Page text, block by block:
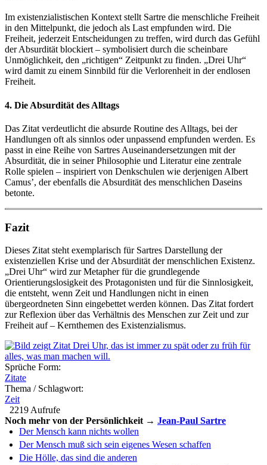
Im existenzialistischen Kontext stellt Sartre die menschliche Freiheit
in den Mittelpunkt, die jedoch als Last empfunden wird. Die
Freiheit, jederzeit Entscheidungen zu treffen, wird durch das Gefühl
der Absurdität blockiert – symbolisiert durch die scheinbare
Unmöglichkeit, den „richtigen“ Zeitpunkt zu finden. „Drei Uhr“
wird damit zu einem Sinnbild für die Verlorenheit in der endlosen
Freiheit.
4. Die Absurdität des Alltags
Das Zitat verdeutlicht die absurde Routine des Alltags, bei der
Handlungen oft als sinnlos oder unpassend empfunden werden. Es
passt in eine Reihe von Sartres Auseinandersetzungen mit der
Absurdität, die in seiner Philosophie und Literatur eine zentrale
Rolle spielen – inspiriert von Denkschulen wie derjenigen Albert
Camus’, der ebenfalls die Absurdität des menschlichen Daseins
betonte.
Fazit
Dieses Zitat steht exemplarisch für Sartres Darstellung der
existenziellen Krise und der Absurdität der menschlichen Existenz.
„Drei Uhr“ wird zur Metapher für die grundlegende
Orientierungslosigkeit des Protagonisten und für die Sinnlosigkeit,
die entsteht, wenn Zeit und Handlungen nicht in einen
übergeordneten Sinn eingebettet werden können. Das Zitat fordert
zur Reflexion über das Verhältnis des Menschen zur Zeit und zur
Freiheit auf – Kernthemen des Existenzialismus.
Sprüche Form:
Zitate
Thema / Schlagwort:
Zeit
2219 Aufrufe
Noch mehr von der Persönlichkeit → Jean-Paul Sartre
Der Mensch kann nichts wollen
Der Mensch muß sich sein eigenes Wesen schaffen
Die Hölle, das sind die anderen